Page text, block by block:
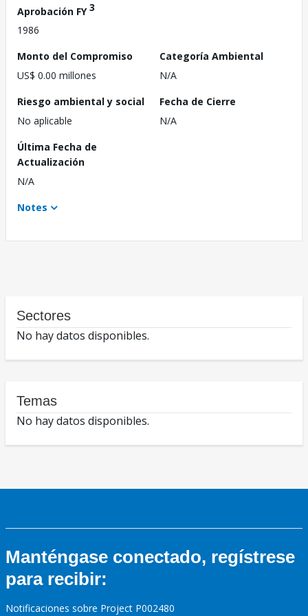
Aprobación FY3
1986
Monto del Compromiso
US$ 0.00 millones
Categoría Ambiental
N/A
Riesgo ambiental y social
No aplicable
Fecha de Cierre
N/A
Última Fecha de
Actualización
N/A
Notes
Sectores
No hay datos disponibles.
Temas
No hay datos disponibles.
Manténgase conectado, regístrese
para recibir:
Notificaciones sobre Project P002480